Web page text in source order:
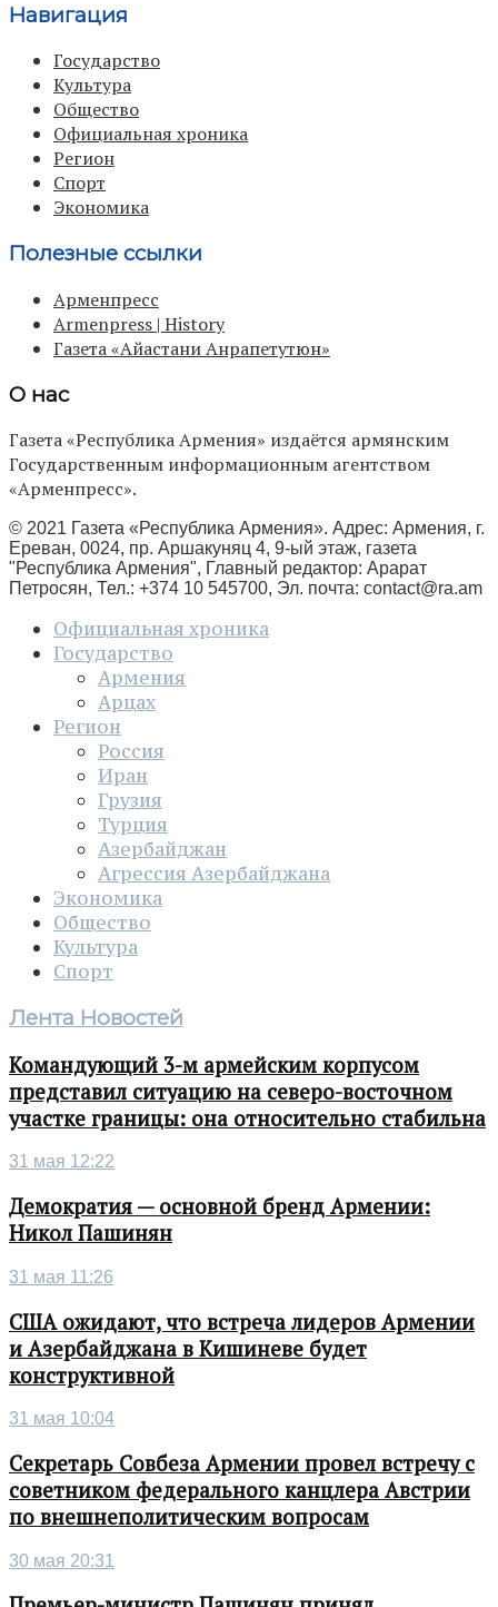
Навигация
Государство
Культура
Общество
Официальная хроника
Регион
Спорт
Экономика
Полезные ссылки
Арменпресс
Armenpress | History
Газета «Айастани Анрапетутюн»
О нас
Газета «Республика Армения» издаётся армянским
Государственным информационным агентством
«Арменпресс».
© 2021 Газета «Республика Армения». Адрес: Армения, г.
Ереван, 0024, пр. Аршакуняц 4, 9-ый этаж, газета
"Республика Армения", Главный редактор: Арарат
Петросян, Тел.: +374 10 545700, Эл. почта: contact@ra.am
Официальная хроника
Государство
Армения
Арцах
Регион
Россия
Иран
Грузия
Турция
Азербайджан
Агрессия Азербайджана
Экономика
Общество
Культура
Спорт
Лента Новостей
Командующий 3-м армейским корпусом
представил ситуацию на северо-восточном
участке границы: она относительно стабильна
31 мая 12:22
Демократия — основной бренд Армении:
Никол Пашинян
31 мая 11:26
США ожидают, что встреча лидеров Армении
и Азербайджана в Кишиневе будет
конструктивной
31 мая 10:04
Секретарь Совбеза Армении провел встречу с
советником федерального канцлера Австрии
по внешнеполитическим вопросам
30 мая 20:31